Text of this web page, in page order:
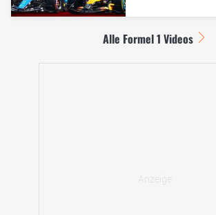
Alle Formel 1 Videos